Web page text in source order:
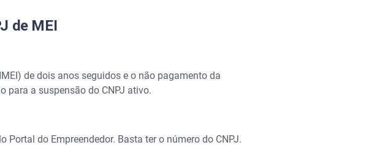
de MEI
de dois anos seguidos e o não pagamento da
para a suspensão do CNPJ ativo.
do Empreendedor. Basta ter o número do CNPJ.